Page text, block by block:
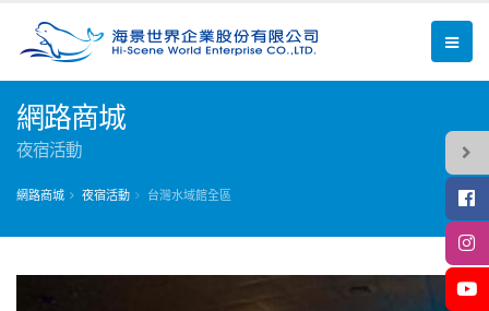
網路商城
夜宿活動
網路商城 夜宿活動 台灣水域館全區